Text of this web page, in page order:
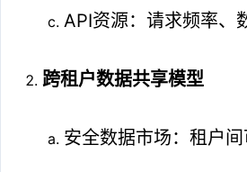
API资源：请求频率、
跨租户数据共享模型
安全数据市场：租户